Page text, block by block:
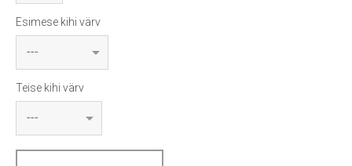
Esimese kihi värv
Teise kihi värv